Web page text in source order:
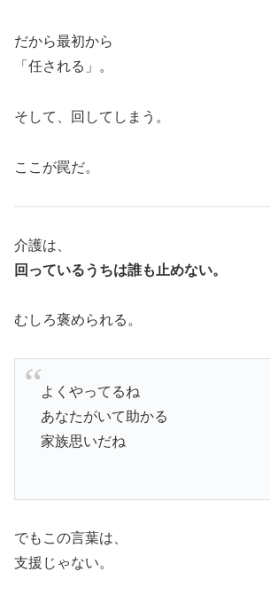
だから最初から
「任される」。
そして、回してしまう。
ここが罠だ。
介護は、
回っているうちは誰も止めない。
むしろ褒められる。
よくやってるね
あなたがいて助かる
家族思いだね
でもこの言葉は、
支援じゃない。